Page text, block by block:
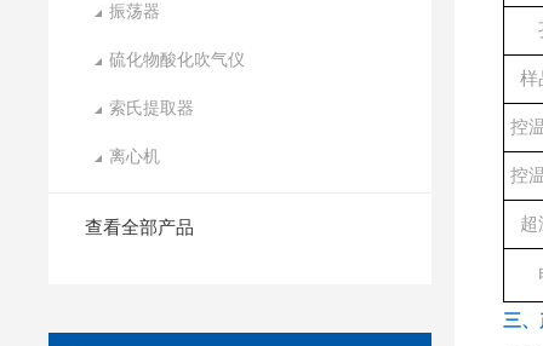
振荡器
硫化物酸化吹气仪
索氏提取器
离心机
查看全部产品
样
控
控
超
三